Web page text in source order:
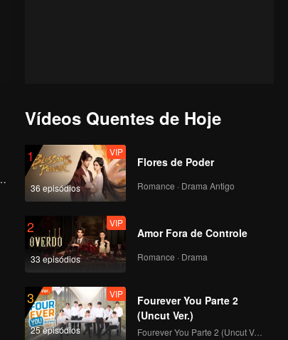
Vídeos Quentes de Hoje
1
36 episódios
VIP
Flores de Poder
Romance · Drama Antigo
2
33 episódios
VIP
Amor Fora de Controle
Romance · Drama
3
25 episódios
VIP
Fourever You Parte 2
(Uncut Ver.)
Fourever You Parte 2 (Uncut Ver.)